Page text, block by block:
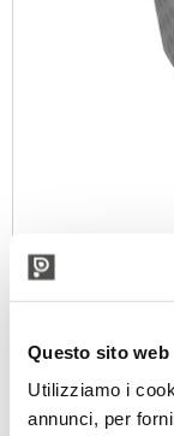
Questo sito
Utilizziamo i
annunci, per